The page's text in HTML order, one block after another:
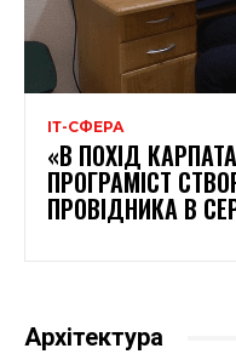
ІТ-СФЕРА
«В ПОХІД
ПРОГРАМІСТ
ПРОВІДНИКА В
Архітектура